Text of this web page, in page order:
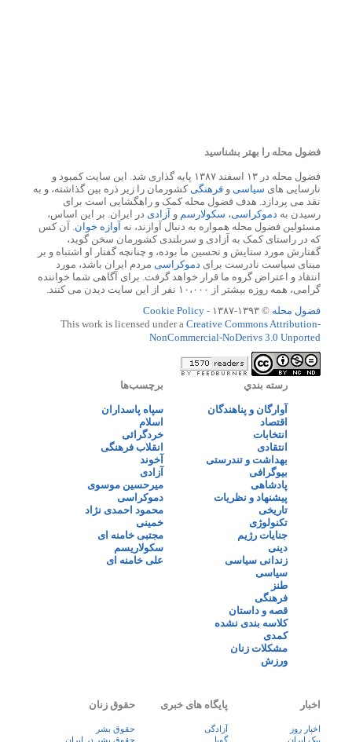
فضول محله را بهتر بشناسید
فضول محله در ۱۳ اسفند ۱۳۸۷ پایه گذاری شد. این سایت کمبود و
نارسایی های سیاسی و فرهنگیکشورمان را زیر ذره بین گذاشته، و به
نقد می پردازد. هدف فضول محله کمک و راهگشایی است برای
رسیدن به دموکراسی، سکولارسم و آزادی در ایران. بر این اساس،
مسئولین فضول محله همواره به دنبال آوازند، نه آوازه خوان. آن کس
که در راستای کمک به آزادی و سربلندی کشورمان سخن گوید،
گفتارش مورد ستایش و تحسین ما بوده، و چنانچه گفتار او اشتباه و بر
مبنای سیاست نادرست برای دموکراسی مردم ایران باشد، مورد
انتقاد و اعتراض گروه ما قرار خواهد گرفت. برای آگاهی شما خواننده
گرامی، همه روزه بیشتر از ۱۰،۰۰۰ نفر از این سایت دیدن می کنند.
فضول محله © ۱۳۹۳-۱۳۸۷ -
Cookie Policy
This work is licensed under a Creative Commons Attribution-
NonCommercial-NoDerivs 3.0 Unported
رسته بندي
آوارگان و پناهندگان
اقتصاد
انتخابات
انتقادی
بهداشت و تندرستی
بیوگرافی
پادشاهی
پیشنهاد و نظریات
تاریخی
تکنولوژی
جنایات رژیم
دینی
زندانی سیاسی
سیاسی
طنز
فرهنگی
قصه و داستان
کلاسه بندی نشده
کمدی
مشکلات زنان
ورزش
برچسب‌ها
سپاه پاسداران
اسلام
خردگرائی
انقلاب فرهنگی
آخوند
آزادی
میرحسین موسوی
دموکراسی
محمود احمدی نژاد
خمینی
مجتبی خامنه ای
سکولاریسم
علی خامنه ای
اخبار
اخبار روز
پيک ايران
پایگاه های خبری
آزادگی
گویا
حقوق زنان
حقوق بشر
حقوق بشر در ایران